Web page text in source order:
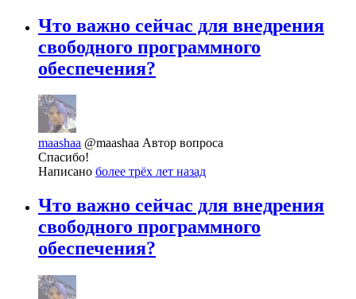
Что важно сейчас для внедрения
свободного программного
обеспечения?
maashaa @maashaa Автор вопроса
Спасибо!
Написано более трёх лет назад
Что важно сейчас для внедрения
свободного программного
обеспечения?